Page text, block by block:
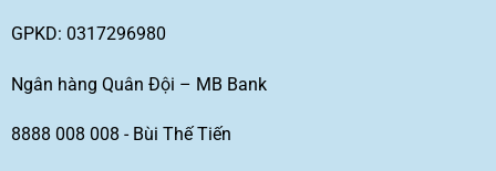
GPKD: 0317296980
Ngân hàng Quân Đội – MB Bank
8888 008 008 - Bùi Thế Tiến